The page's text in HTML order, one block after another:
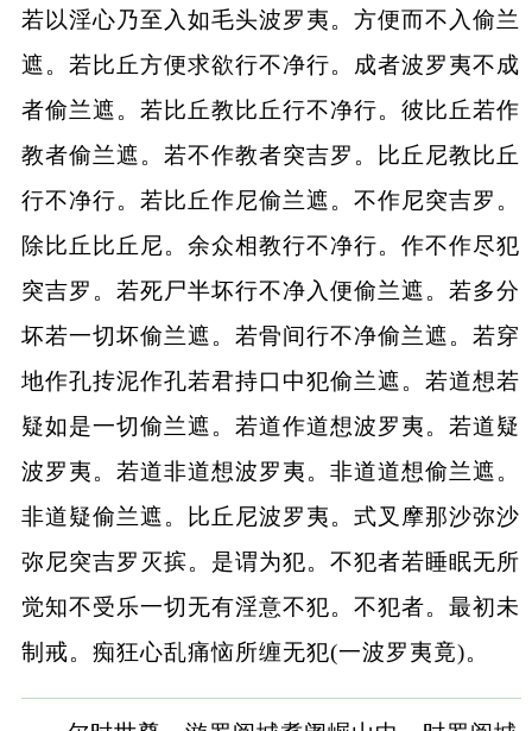
若以淫心乃至入如毛头波罗夷。方便而不入偷兰
遮。若比丘方便求欲行不净行。成者波罗夷不成
者偷兰遮。若比丘教比丘行不净行。彼比丘若作
教者偷兰遮。若不作教者突吉罗。比丘尼教比丘
行不净行。若比丘作尼偷兰遮。不作尼突吉罗。
除比丘比丘尼。余众相教行不净行。作不作尽犯
突吉罗。若死尸半坏行不净入便偷兰遮。若多分
坏若一切坏偷兰遮。若骨间行不净偷兰遮。若穿
地作孔抟泥作孔若君持口中犯偷兰遮。若道想若
疑如是一切偷兰遮。若道作道想波罗夷。若道疑
波罗夷。若道非道想波罗夷。非道道想偷兰遮。
非道疑偷兰遮。比丘尼波罗夷。式叉摩那沙弥沙
弥尼突吉罗灭摈。是谓为犯。不犯者若睡眠无所
觉知不受乐一切无有淫意不犯。不犯者。最初未
制戒。痴狂心乱痛恼所缠无犯(一波罗夷竟)。